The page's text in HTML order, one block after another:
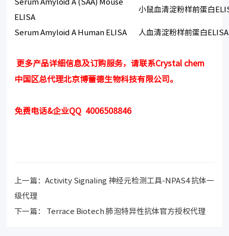
Serum Amyloid A (SAA) Mouse
ELISA
小鼠血清淀粉样前蛋白
Serum Amyloid A Human ELISA 人血清淀粉样前蛋白ELISA
更多产品详细信息及订购服务，请联系Crystal chem
中国区总代理北京博蕾德生物科技有限公司。
免费电话&企业QQ 4006508846
上一篇：Activity Signaling 神经元检测工具-NPAS4 抗体一
级代理
下一篇：
Terrace Biotech 肺泡特异性抗体官方授权代理